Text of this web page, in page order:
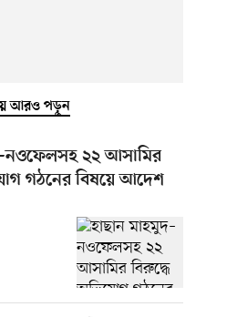
আরও পড়ুন
২২ আসামির
গঠনের বিষয়ে আদেশ